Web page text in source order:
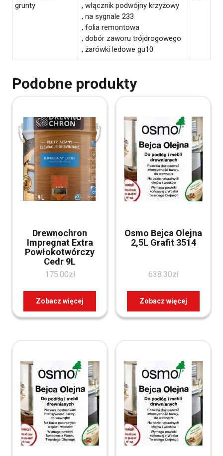
grunty
, włącznik podwójny krzyżowy
, na sygnale 233
, folia remontowa
, dobór zaworu trójdrogowego
, żarówki ledowe gu10
Podobne produkty
Drewnochron
Impregnat Extra
Powłokotwórczy
Cedr 9L
175.00zł
Zobacz więcej
Osmo Bejca Olejna
2,5L Grafit 3514
638.30zł
Zobacz więcej